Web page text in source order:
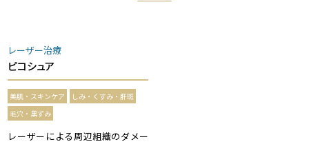
レーザー治療
ピコシュア
美肌・スキンケア
しみ・くすみ・肝斑
毛穴・黒ずみ
レーザーによる周辺組織のダメー